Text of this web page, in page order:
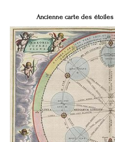
Ancienne carte des étoiles